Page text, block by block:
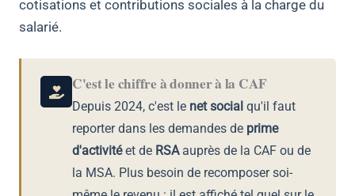
cotisations et contributions sociales à la charge du
salarié.
C'est le chiffre à donner à la CAF
Depuis 2024, c'est le net social qu'il faut
reporter dans les demandes de prime
d'activitéet de RSAauprès de la CAF ou de
la MSA. Plus besoin de recomposer soi-